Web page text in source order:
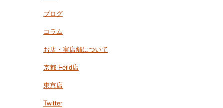
ブログ
コラム
お店・実店舗について
京都 Feild店
東京店
Twitter